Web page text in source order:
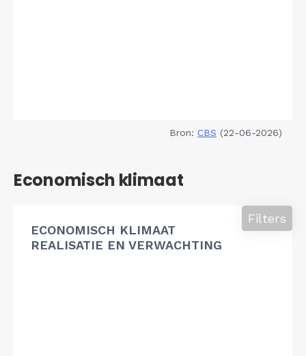
Bron: CBS (22-06-2026)
Economisch klimaat
ECONOMISCH KLIMAAT
REALISATIE EN VERWACHTING
Filters